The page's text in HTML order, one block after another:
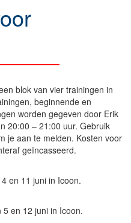
blok van vier trainingen in
beginnende en
worden gegeven door Erik
20:00 – 21:00 uur. Gebruik
je aan te melden. Kosten voor
geïncasseerd.
en 11 juni in Icoon.
en 12 juni in Icoon.